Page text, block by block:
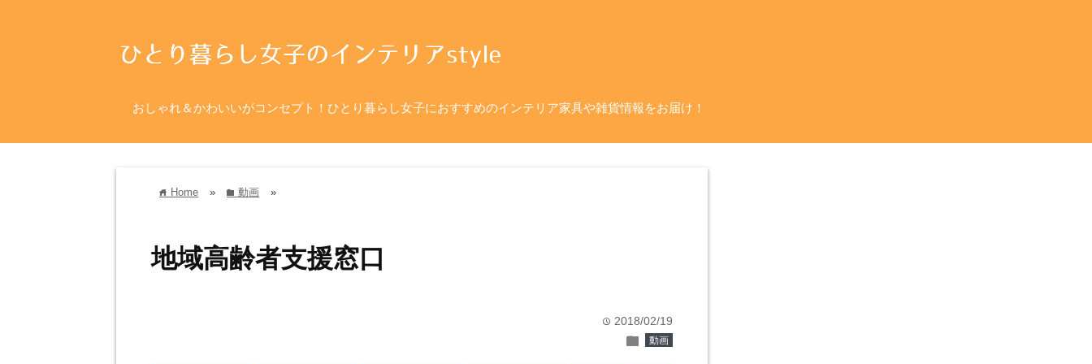
おしゃれ＆かわいいがコンセプト！ひとり暮らし女子におすすめのインテリア家具や雑貨情報をお届け！
home Home » folder 動画 »
地域高齢者支援窓口
time 2018/02/19
folder 動画